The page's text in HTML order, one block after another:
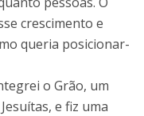
crescimento e
queria posicionar-
o Grão, um
e fiz uma